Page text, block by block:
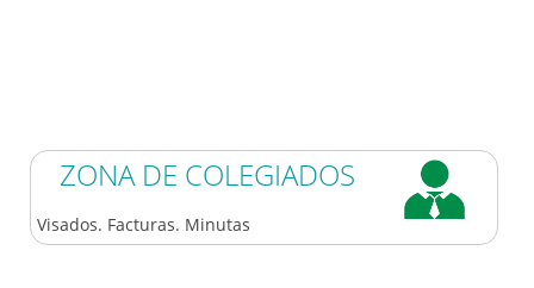
ZONA DE COLEGIADOS
Visados. Facturas. Minutas